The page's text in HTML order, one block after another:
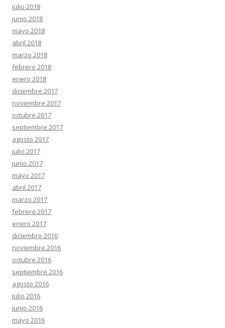
julio 2018
junio 2018
mayo 2018
abril 2018
marzo 2018
febrero 2018
enero 2018
diciembre 2017
noviembre 2017
octubre 2017
septiembre 2017
agosto 2017
julio 2017
junio 2017
mayo 2017
abril 2017
marzo 2017
febrero 2017
enero 2017
diciembre 2016
noviembre 2016
octubre 2016
septiembre 2016
agosto 2016
julio 2016
junio 2016
mayo 2016